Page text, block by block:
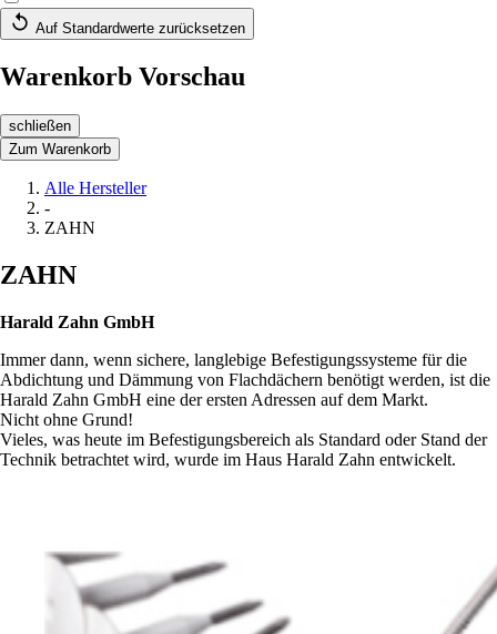
Auf Standardwerte zurücksetzen
Warenkorb Vorschau
schließen
Zum Warenkorb
Alle Hersteller
-
ZAHN
ZAHN
Harald Zahn GmbH
Immer dann, wenn sichere, langlebige Befestigungssysteme für die
Abdichtung und Dämmung von Flachdächern benötigt werden, ist die
Harald Zahn GmbH eine der ersten Adressen auf dem Markt.
Nicht ohne Grund!
Vieles, was heute im Befestigungsbereich als Standard oder Stand der
Technik betrachtet wird, wurde im Haus Harald Zahn entwickelt.